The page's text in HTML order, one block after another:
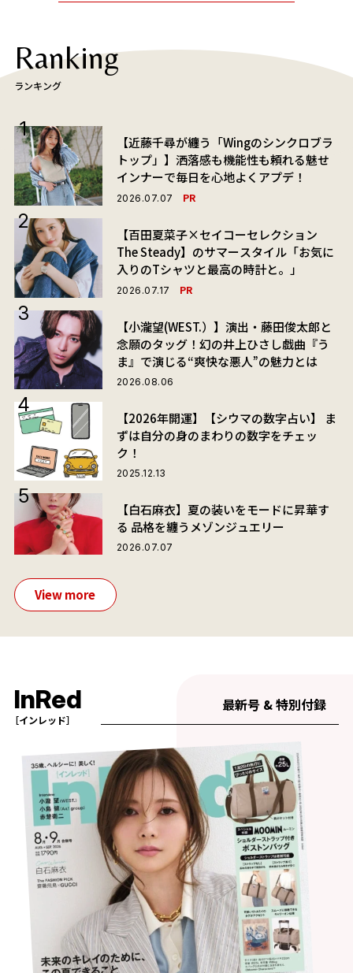
Ranking
ランキング
【近藤千尋が纏う「Wingのシンクロブラ
トップ」】洒落感も機能性も頼れる魅せ
インナーで毎日を心地よくアプデ！
2026.07.07 PR
【百田夏菜子×セイコーセレクション
The Steady】のサマースタイル「お気に
入りのTシャツと最高の時計と。」
2026.07.17 PR
【小瀧望(WEST.）】演出・藤田俊太郎と
念願のタッグ！幻の井上ひさし戯曲『う
ま』で演じる“爽快な悪人”の魅力とは
2026.08.06
【2026年開運】【シウマの数字占い】 ま
ずは自分の身のまわりの数字をチェッ
ク！
2025.12.13
【白石麻衣】夏の装いをモードに昇華す
る 品格を纏うメゾンジュエリー
2026.07.07
View more
InRed
［インレッド］
最新号 & 特別付録